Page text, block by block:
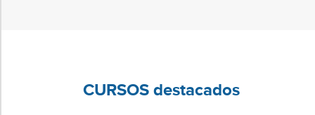
CURSOS destacados